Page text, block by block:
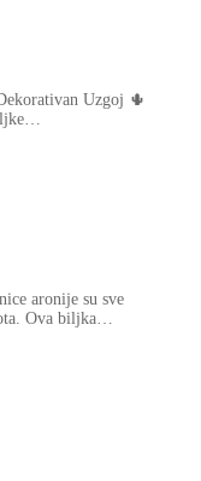
Uzgoj 🌵
aronije su sve
Ova biljka…